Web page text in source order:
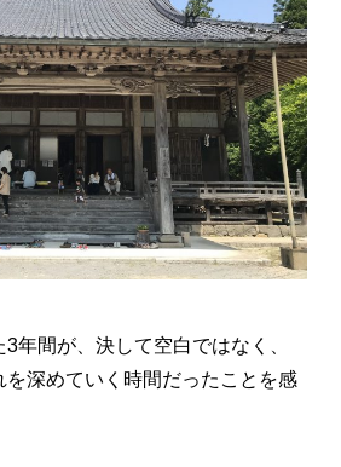
年間が、決して空白ではなく、
を深めていく時間だったことを感